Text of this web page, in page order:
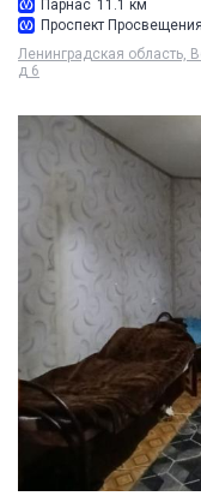
Парнас 11.1 км
Проспект Просвещения
Ленинградская область,
д 6